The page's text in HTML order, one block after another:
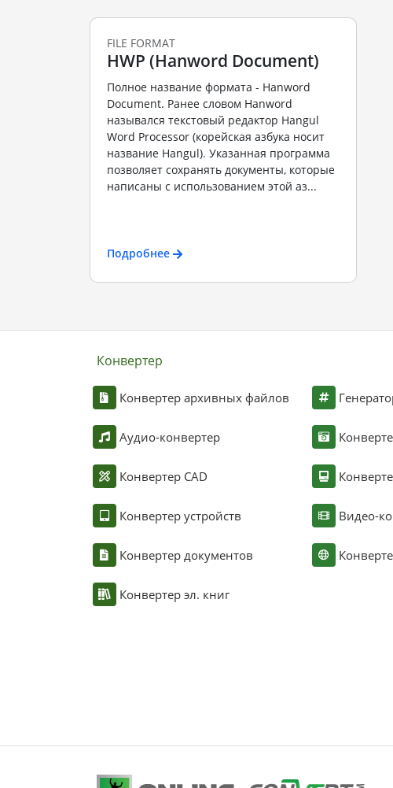
FILE FORMAT
HWP (Hanword Document)
Полное название формата - Hanword
Document. Ранее словом Hanword
назывался текстовый редактор Hangul
Word Processor (корейская азбука носит
название Hangul). Указанная программа
позволяет сохранять документы, которые
написаны с использованием этой аз...
Подробнее
Конвертер
Конвертер архивных файлов
Аудио-конвертер
Конвертер CAD
Конвертер устройств
Конвертер документов
Конвертер эл. книг
Видео-